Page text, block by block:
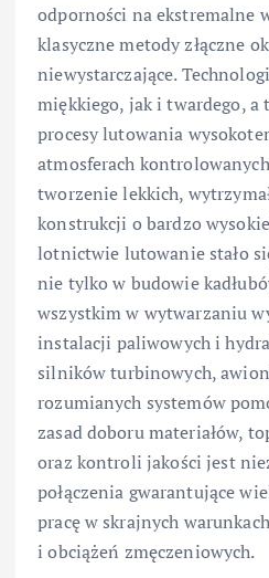
odporności na ekstremalne
klasyczne metody złączne
niewystarczające.
miękkiego, jak i twardego, a
procesy lutowania
atmosferach
tworzenie lekkich,
konstrukcji o bardzo
lotnictwie lutowanie stało
nie tylko w budowie
wszystkim w wytwarzaniu
instalacji paliwowych i
silników turbinowych,
rozumianych systemów
zasad doboru materiałów,
oraz kontroli jakości jest
połączenia gwarantujące
pracę w skrajnych
i obciążeń zmęczeniowych.